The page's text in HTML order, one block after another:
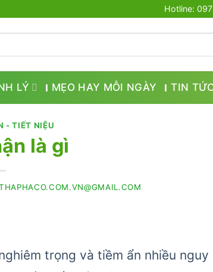
Hotline:
LÝ MẸO HAY MỖI NGÀY TIN
- TIẾT NIỆU
là gì
trọng và tiềm ẩn nhiều nguy